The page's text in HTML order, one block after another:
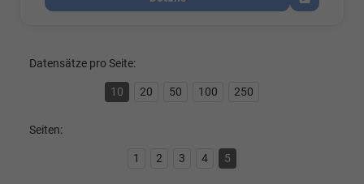
Fahrzeug
Datensätze pro Seite:
10 20 50 100 250
Seiten:
1 2 3 4 5